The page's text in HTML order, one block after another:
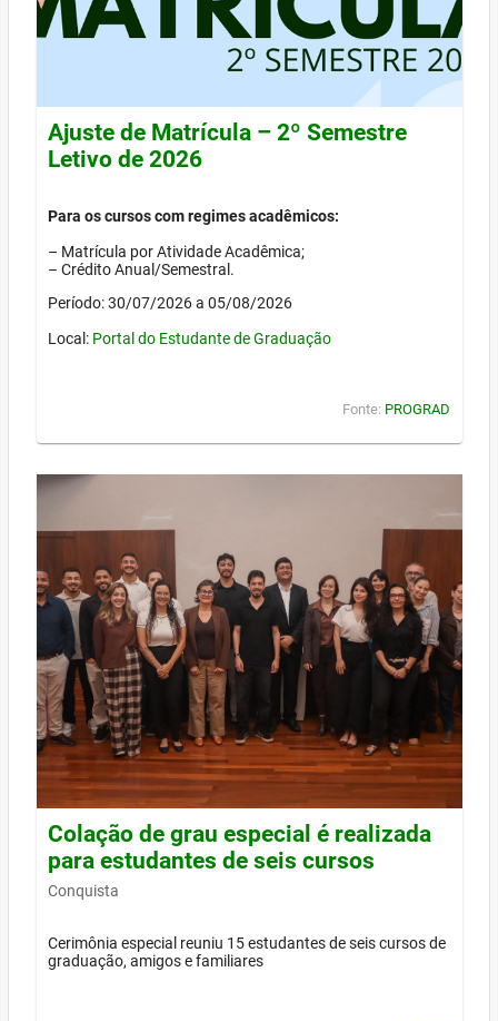
Ajuste de Matrícula – 2º Semestre
Letivo de 2026
Para os cursos com regimes acadêmicos:
– Matrícula por Atividade Acadêmica;
– Crédito Anual/Semestral.
Período: 30/07/2026 a 05/08/2026
Local: Portal do Estudante de Graduação
Fonte: PROGRAD
Colação de grau especial é realizada
para estudantes de seis cursos
Conquista
Cerimônia especial reuniu 15 estudantes de seis cursos de
graduação, amigos e familiares